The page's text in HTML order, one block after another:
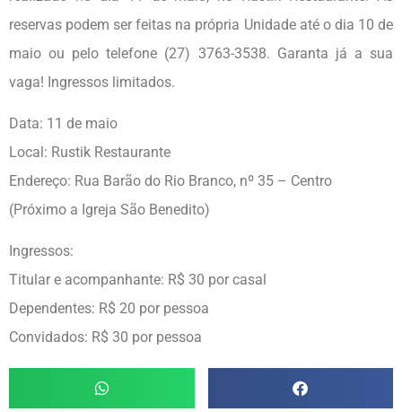
reservas podem ser feitas na própria Unidade até o dia 10 de
maio ou pelo telefone (27) 3763-3538. Garanta já a sua
vaga! Ingressos limitados.
Data: 11 de maio
Local: Rustik Restaurante
Endereço: Rua Barão do Rio Branco, nº 35 – Centro
(Próximo a Igreja São Benedito)
Ingressos:
Titular e acompanhante: R$ 30 por casal
Dependentes: R$ 20 por pessoa
Convidados: R$ 30 por pessoa